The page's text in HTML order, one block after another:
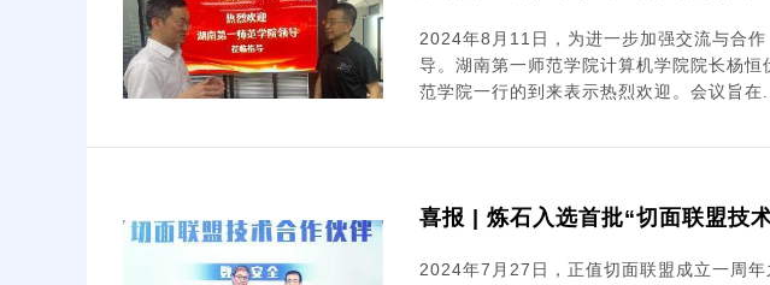
2024年8月11日，为进一步加强交流与合
导。湖南第一师范学院计算机学院院长杨
范学院一行的到来表示热烈欢迎。会议旨在
喜报 | 炼石入选首批“切面联盟技
2024年7月27日，正值切面联盟成立一周